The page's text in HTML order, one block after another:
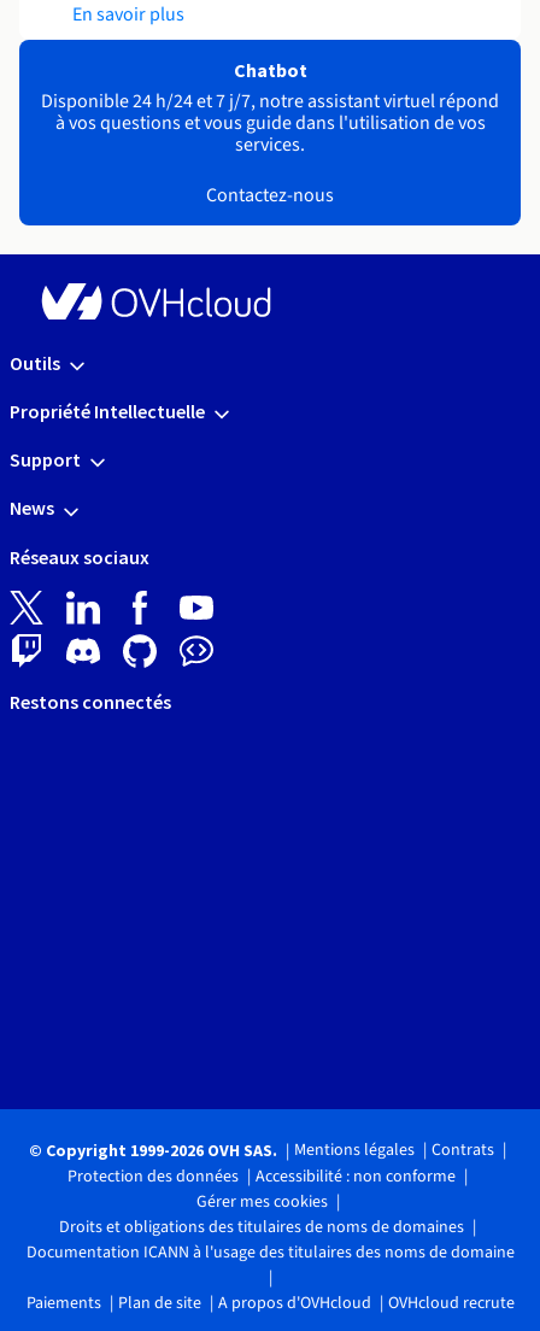
En savoir plus
Chatbot
Disponible 24 h/24 et 7 j/7, notre assistant virtuel répond
à vos questions et vous guide dans l'utilisation de vos
services.
Contactez-nous
Outils
Propriété Intellectuelle
Support
News
Réseaux sociaux
Restons connectés
© Copyright 1999-2026 OVH SAS. Mentions légales
Contrats
Protection des données
Accessibilité : non conforme
Gérer mes cookies
Droits et obligations des titulaires de noms de domaines
Documentation ICANN à l'usage des titulaires des noms de domaine
Paiements Plan de site A propos d'OVHcloud OVHcloud recrute